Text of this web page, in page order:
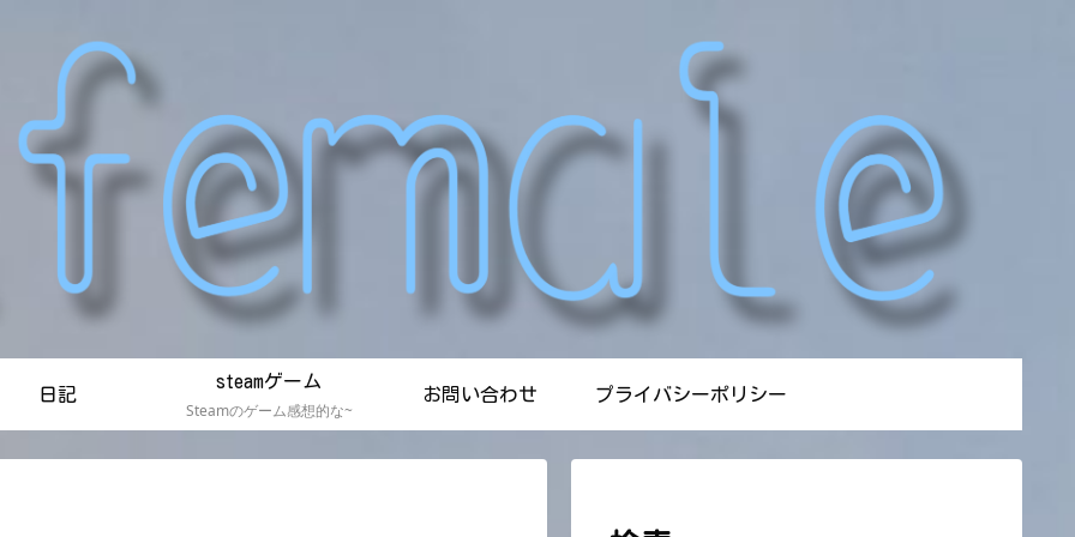
日記
steamゲーム
Steamのゲーム感想的な~
お問い合わせ プライバシーポリシー